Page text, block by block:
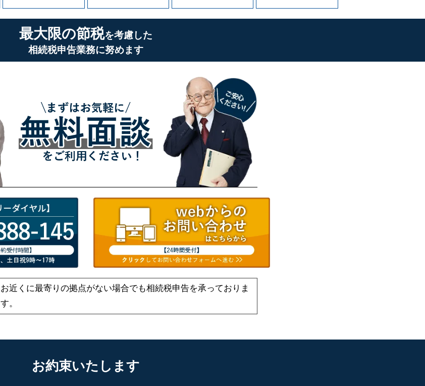
最大限の節税を考慮した
相続税申告業務に努めます
お近くに最寄りの拠点がない場合でも相続税申告を承っておりま
す。
お約束いたします